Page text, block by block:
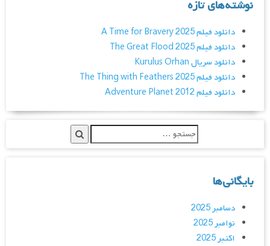
نوشته‌های تازه
دانلود فیلم A Time for Bravery 2025
دانلود فیلم The Great Flood 2025
دانلود سریال Kurulus Orhan
دانلود فیلم The Thing with Feathers 2025
دانلود فیلم Adventure Planet 2012
بایگانی‌ها
دسامبر 2025
نوامبر 2025
اکتبر 2025